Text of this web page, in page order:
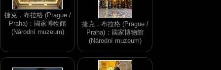
捷克．布拉格 (Prague /
Praha)：國家博物館
(Národní muzeum)
捷克．布拉格 (Prague /
Praha)：國家博物館
(Národní muzeum)